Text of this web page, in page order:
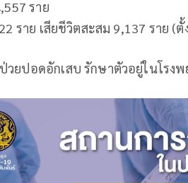
ราย
ราย เสียชีวิตสะสม 9,137 ราย (
วยปอดอักเสบ รักษาตัวอยู่ในโรงพ